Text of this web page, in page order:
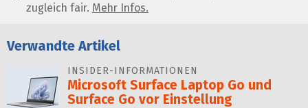
zugleich fair. Mehr Infos.
Verwandte Artikel
INSIDER-INFORMATIONEN
Microsoft Surface Laptop Go und
Surface Go vor Einstellung